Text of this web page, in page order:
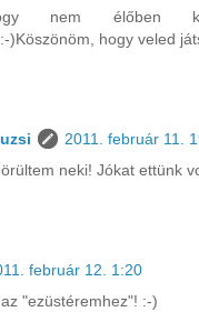
nem élőben
)Köszönöm, hogy veled
2011. február 11.
neki! Jókat ettünk
február 12. 1:20
"ezüstéremhez"! :-)